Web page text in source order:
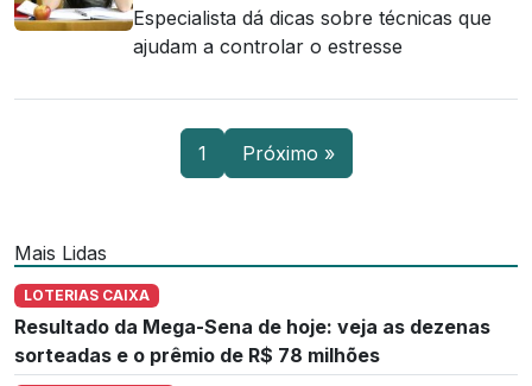
Especialista dá dicas sobre técnicas que
ajudam a controlar o estresse
1 Próximo »
Mais Lidas
LOTERIAS CAIXA
Resultado da Mega-Sena de hoje: veja as dezenas
sorteadas e o prêmio de R$ 78 milhões